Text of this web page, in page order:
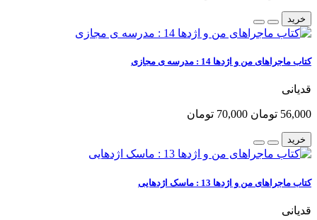
خرید
کتاب ماجراهای من و اژدها 14 : مدرسه ی مجازی
قدیانی
56,000 تومان 70,000 تومان
خرید
کتاب ماجراهای من و اژدها 13 : ماسک اژدهایی
قدیانی